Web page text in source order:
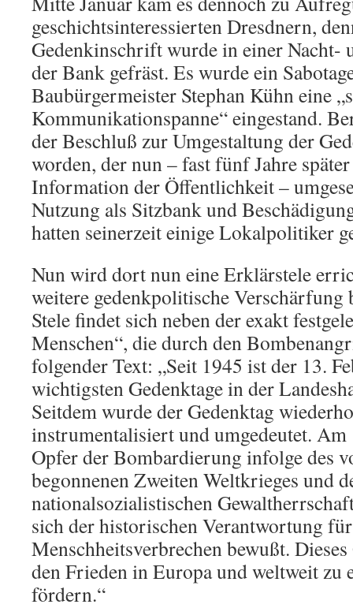
geschichtsinteressierten Dresdnern,
Gedenkinschrift wurde in einer Nacht-
der Bank gefräst. Es wurde ein
Baubürgermeister Stephan Kühn eine
Kommunikationspanne“ eingestand.
der Beschluß zur Umgestaltung der
worden, der nun – fast fünf Jahre
Information der Öffentlichkeit –
Nutzung als Sitzbank und
hatten seinerzeit einige Lokalpolitiker
Nun wird dort nun eine Erklärstele
weitere gedenkpolitische
Stele findet sich neben der exakt
Menschen“, die durch den
folgender Text: „Seit 1945 ist der 13.
wichtigsten Gedenktage in der
Seitdem wurde der Gedenktag
instrumentalisiert und umgedeutet.
Opfer der Bombardierung infolge des
begonnenen Zweiten Weltkrieges und
nationalsozialistischen
sich der historischen Verantwortung
Menschheitsverbrechen bewußt.
den Frieden in Europa und weltweit zu
fördern.“